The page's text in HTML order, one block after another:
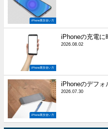
iPhone裏技使い方
iPhone裏技使い方
iPhoneの充電に
2026.08.02
iPhone裏技使い方
iPhoneのデフォ
2026.07.30